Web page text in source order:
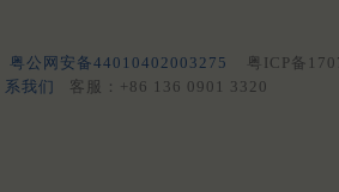
粤公网安备44010402003275 粤ICP备
系我们
客服：+86 136 0901 3320